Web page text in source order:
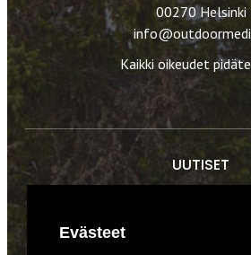
00270 Helsinki
Kaikki oikeudet
UUTISET
Evästeet